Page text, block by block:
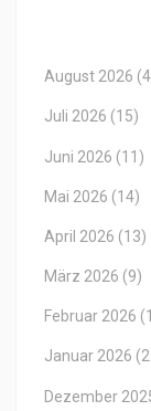
August 2026
Juli 2026 (15)
Juni 2026 (11)
Mai 2026 (14)
April 2026 (13)
März 2026 (9)
Februar 2026
Januar 2026
Dezember